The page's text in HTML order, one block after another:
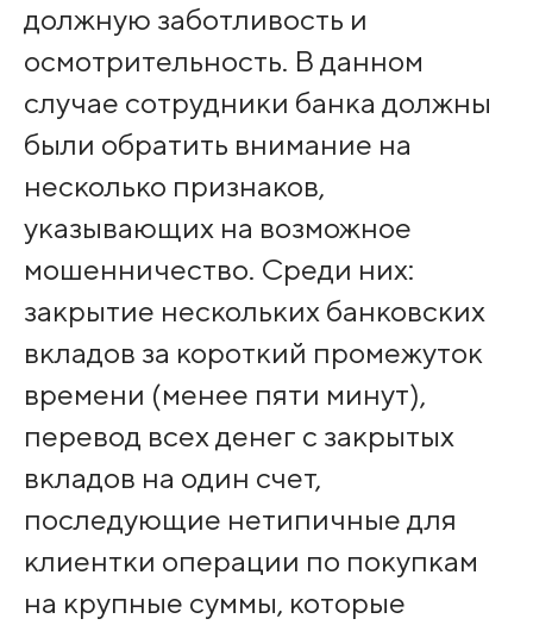
должную заботливость и
осмотрительность. В данном
случае сотрудники банка должны
были обратить внимание на
несколько признаков,
указывающих на возможное
мошенничество. Среди них:
закрытие нескольких банковских
вкладов за короткий промежуток
времени (менее пяти минут),
перевод всех денег с закрытых
вкладов на один счет,
последующие нетипичные для
клиентки операции по покупкам
на крупные суммы, которые